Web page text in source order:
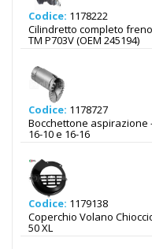
Codice: 1178222
Cilindretto completo freno
TM P703V (OEM 245194)
Codice: 1178727
Bocchettone aspirazione
16-10 e 16-16
Codice: 1179138
Coperchio Volano
50 XL